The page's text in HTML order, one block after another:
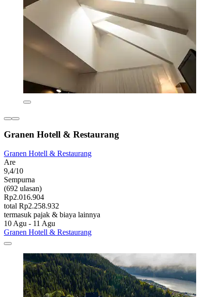
Granen Hotell & Restaurang
Granen Hotell & Restaurang
Are
9,4/10
Sempurna
(692 ulasan)
Rp2.016.904
total Rp2.258.932
termasuk pajak & biaya lainnya
10 Agu - 11 Agu
Granen Hotell & Restaurang